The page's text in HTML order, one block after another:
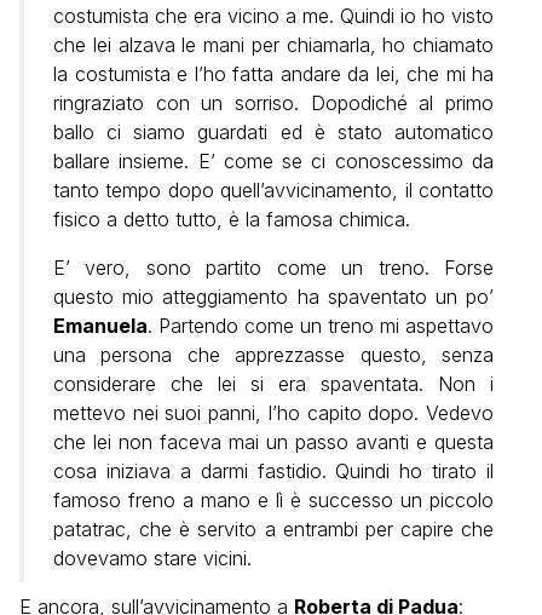
costumista che era vicino a me. Quindi io ho visto
che lei alzava le mani per chiamarla, ho chiamato
la costumista e l’ho fatta andare da lei, che mi ha
ringraziato con un sorriso. Dopodiché al primo
ballo ci siamo guardati ed è stato automatico
ballare insieme. E’ come se ci conoscessimo da
tanto tempo dopo quell’avvicinamento, il contatto
fisico a detto tutto, è la famosa chimica.
E’ vero, sono partito come un treno. Forse
questo mio atteggiamento ha spaventato un po’
Emanuela. Partendo come un treno mi aspettavo
una persona che apprezzasse questo, senza
considerare che lei si era spaventata. Non i
mettevo nei suoi panni, l’ho capito dopo. Vedevo
che lei non faceva mai un passo avanti e questa
cosa iniziava a darmi fastidio. Quindi ho tirato il
famoso freno a mano e lì è successo un piccolo
patatrac, che è servito a entrambi per capire che
dovevamo stare vicini.
E ancora, sull’avvicinamento a Roberta di Padua: